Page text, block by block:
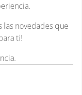
las novedades que
ti!